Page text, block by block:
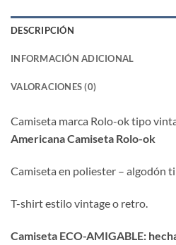
DESCRIPCIÓN
INFORMACIÓN ADICIONAL
VALORACIONES (0)
Camiseta marca Rolo-ok tipo
Americana Camiseta Rolo-ok
Camiseta en poliester – algodón
T-shirt estilo vintage o retro.
Camiseta ECO-AMIGABLE: